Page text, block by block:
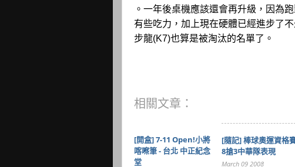
。一年後桌機應該還會再升級，因為跑
有些吃力，加上現在硬體已經進步了
步龍(K7)也算是被淘汰的名單了。
相關文章：
[開盒] 7-11 Open!小將
喀嚓筆 - 台北 中正紀念
堂
[隨記] 棒球奧運資格
8搶3中華隊表現
March 09 2008